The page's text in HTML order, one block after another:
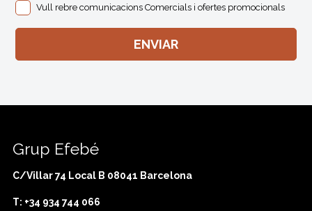
Vull rebre comunicacions Comercials i ofertes promocionals
Grup Efebé
C/Villar 74 Local B 08041 Barcelona
T: +34 934 744 066